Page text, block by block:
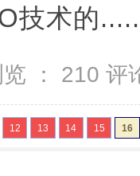
技术的
： 210 评
12 13 14 15 16